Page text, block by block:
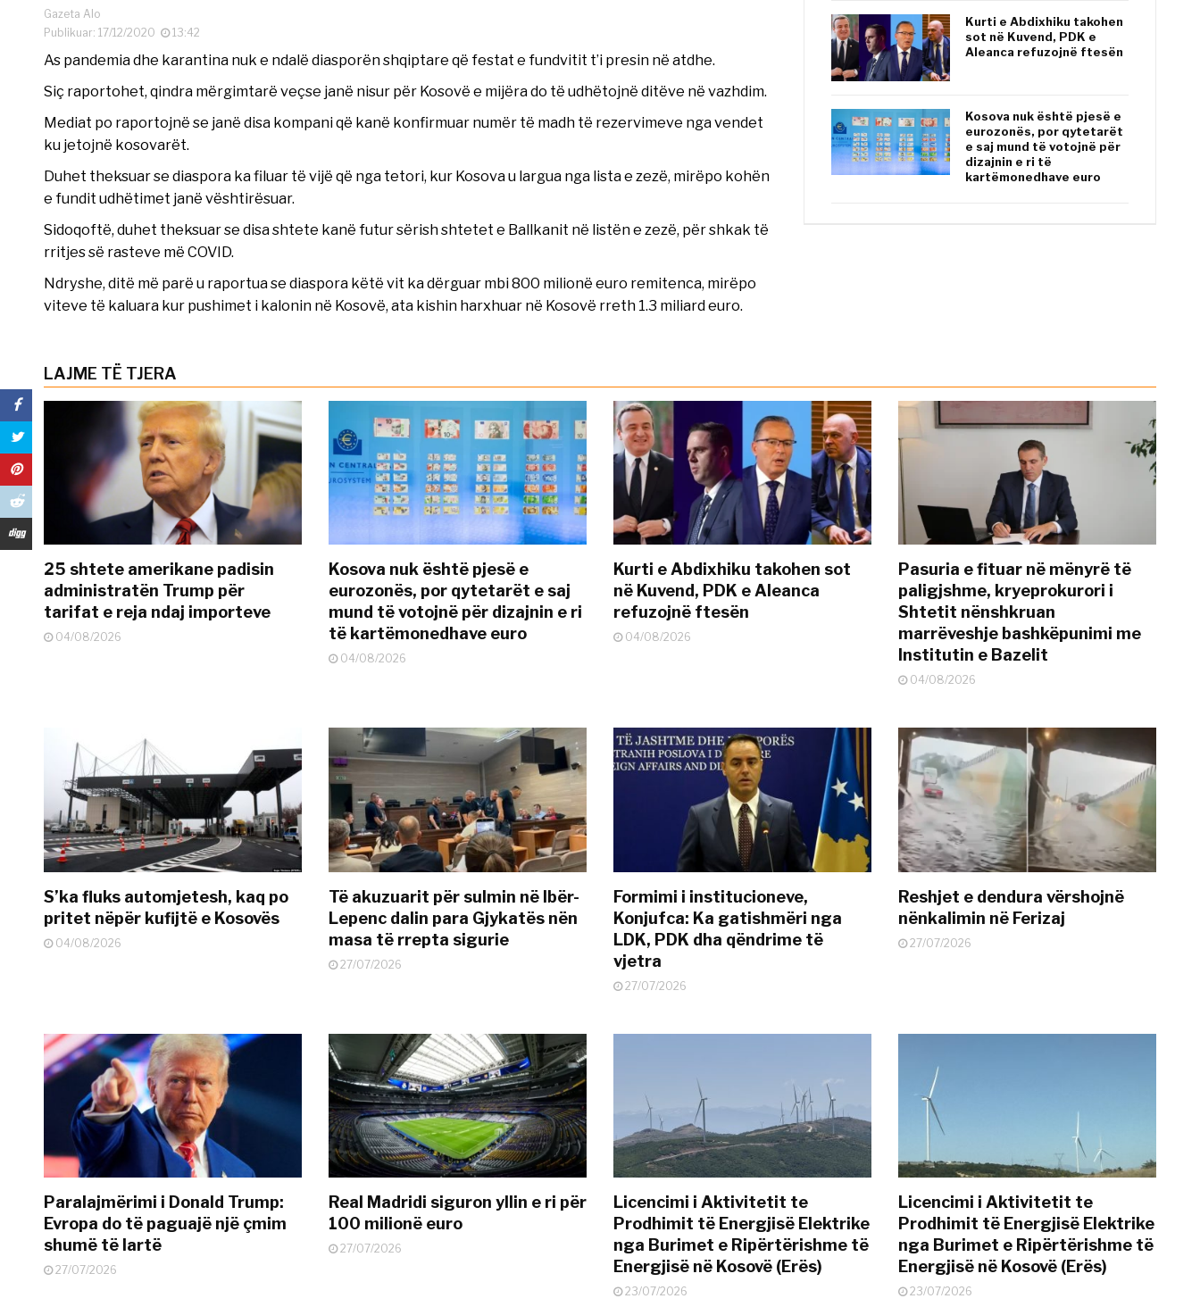
Gazeta Alo
Publikuar: 17/12/2020
13:42
As pandemia dhe karantina nuk e ndalë diasporën shqiptare që festat e fundvitit t’i presin në atdhe.
Siç raportohet, qindra mërgimtarë veçse janë nisur për Kosovë e mijëra do të udhëtojnë ditëve në vazhdim.
Mediat po raportojnë se janë disa kompani që kanë konfirmuar numër të madh të rezervimeve nga vendet
ku jetojnë kosovarët.
Duhet theksuar se diaspora ka filuar të vijë që nga tetori, kur Kosova u largua nga lista e zezë, mirëpo kohën
e fundit udhëtimet janë vështirësuar.
Sidoqoftë, duhet theksuar se disa shtete kanë futur sërish shtetet e Ballkanit në listën e zezë, për shkak të
rritjes së rasteve më COVID.
Ndryshe, ditë më parë u raportua se diaspora këtë vit ka dërguar mbi 800 milionë euro remitenca, mirëpo
viteve të kaluara kur pushimet i kalonin në Kosovë, ata kishin harxhuar në Kosovë rreth 1.3 miliard euro.
Kurti e Abdixhiku takohen
sot në Kuvend, PDK e
Aleanca refuzojnë ftesën
Kosova nuk është pjesë e
eurozonës, por qytetarët
e saj mund të votojnë për
dizajnin e ri të
kartëmonedhave euro
LAJME TË TJERA
25 shtete amerikane padisin
administratën Trump për
tarifat e reja ndaj importeve
04/08/2026
Kosova nuk është pjesë e
eurozonës, por qytetarët e saj
mund të votojnë për dizajnin e ri
të kartëmonedhave euro
04/08/2026
Kurti e Abdixhiku takohen sot
në Kuvend, PDK e Aleanca
refuzojnë ftesën
04/08/2026
Pasuria e fituar në mënyrë të
paligjshme, kryeprokurori i
Shtetit nënshkruan
marrëveshje bashkëpunimi me
Institutin e Bazelit
04/08/2026
S’ka fluks automjetesh, kaq po
pritet nëpër kufijtë e Kosovës
04/08/2026
Të akuzuarit për sulmin në Ibër-
Lepenc dalin para Gjykatës nën
masa të rrepta sigurie
27/07/2026
Formimi i institucioneve,
Konjufca: Ka gatishmëri nga
LDK, PDK dha qëndrime të
vjetra
27/07/2026
Reshjet e dendura vërshojnë
nënkalimin në Ferizaj
27/07/2026
Paralajmërimi i Donald Trump:
Evropa do të paguajë një çmim
shumë të lartë
27/07/2026
Real Madridi siguron yllin e ri për
100 milionë euro
27/07/2026
Licencimi i Aktivitetit te
Prodhimit të Energjisë Elektrike
nga Burimet e Ripërtërishme të
Energjisë në Kosovë (Erës)
23/07/2026
Licencimi i Aktivitetit te
Prodhimit të Energjisë Elektrike
nga Burimet e Ripërtërishme të
Energjisë në Kosovë (Erës)
23/07/2026